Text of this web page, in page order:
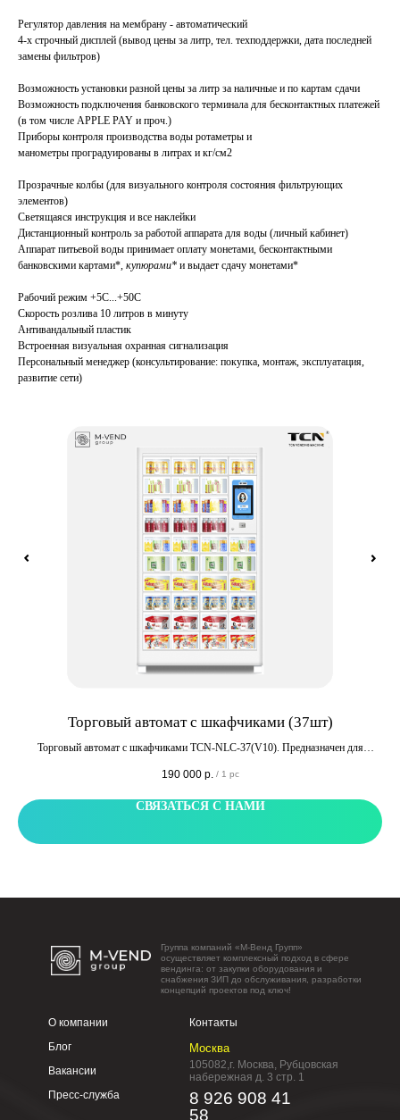
Регулятор давления на мембрану - автоматический
4-х строчный дисплей (вывод цены за литр, тел. техподдержки, дата последней
замены фильтров)
Возможность установки разной цены за литр за наличные и по картам сдачи
Возможность подключения банковского терминала для бесконтактных платежей
(в том числе APPLE PAY и проч.)
Приборы контроля производства воды ротаметры и
манометры проградуированы в литрах и кг/см2
Прозрачные колбы (для визуального контроля состояния фильтрующих
элементов)
Светящаяся инструкция и все наклейки
Дистанционный контроль за работой аппарата для воды (личный кабинет)
Аппарат питьевой воды принимает оплату монетами, бесконтактными
банковскими картами*, купюрами* и выдает сдачу монетами*
Рабочий режим +5С...+50С
Скорость розлива 10 литров в минуту
Антивандальный пластик
Встроенная визуальная охранная сигнализация
Персональный менеджер (консультирование: покупка, монтаж, эксплуатация,
развитие сети)
Торговый автомат с шкафчиками (37шт)
Торговый автомат с шкафчиками TCN-NLC-37(V10). Предназначен для
Оборудован 37 шкафчиками.
190 000 р. / 1 pc
СВЯЗАТЬСЯ С НАМИ
Группа компаний «М-Венд Групп»
осуществляет комплексный подход в сфере
вендинга: от закупки оборудования и
снабжения ЗИП до обслуживания, разработки
концепций проектов под ключ!
О компании
Блог
Вакансии
Пресс-служба
Контакты
Москва
105082,г. Москва, Рубцовская
набережная д. 3 стр. 1
8 926 908 41
58